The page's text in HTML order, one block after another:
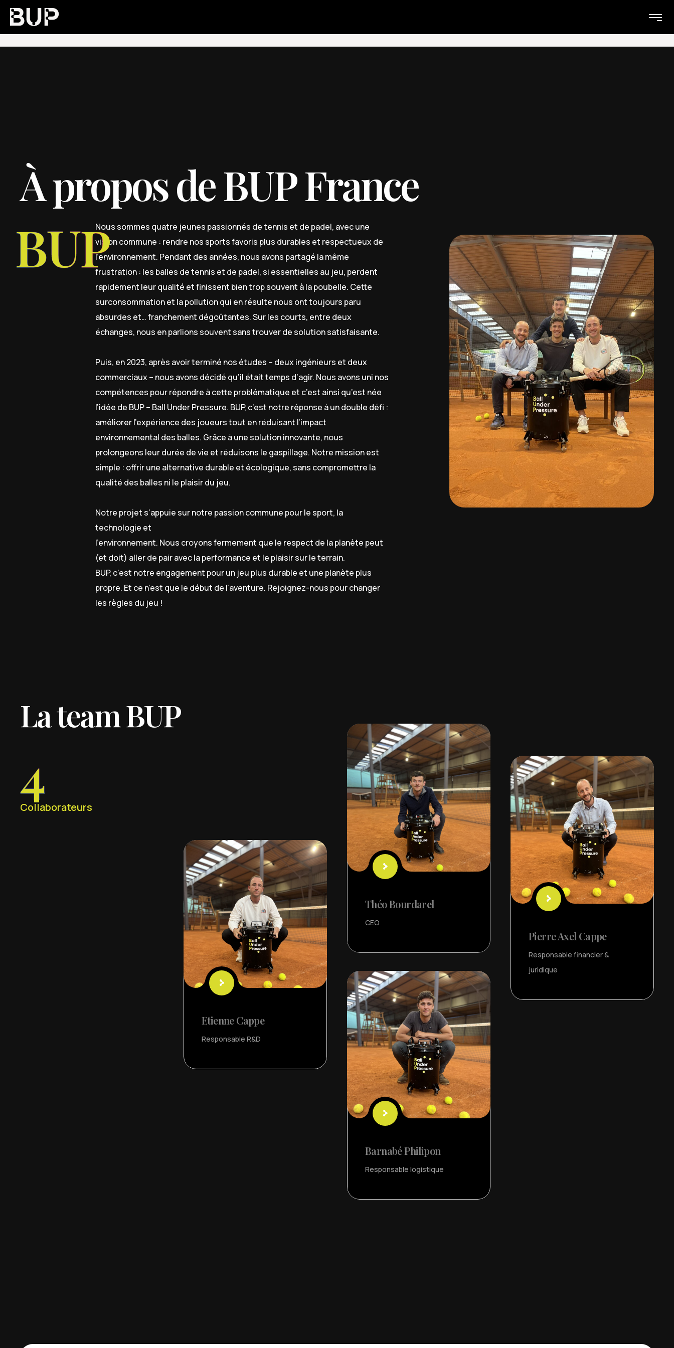
ÀproposdeBUPFrance
Nous sommes quatre jeunes passionnés de tennis et de padel, avec une
vision commune : rendre nos sports favoris plus durables et respectueux de
l’environnement. Pendant des années, nous avons partagé la même
frustration : les balles de tennis et de padel, si essentielles au jeu, perdent
rapidement leur qualité et finissent bien trop souvent à la poubelle. Cette
surconsommation et la pollution qui en résulte nous ont toujours paru
absurdes et… franchement dégoûtantes. Sur les courts, entre deux
échanges, nous en parlions souvent sans trouver de solution satisfaisante.
Puis, en 2023, après avoir terminé nos études – deux ingénieurs et deux
commerciaux – nous avons décidé qu’il était temps d’agir. Nous avons uni nos
compétences pour répondre à cette problématique et c’est ainsi qu’est née
l’idée de BUP – Ball Under Pressure. BUP, c’est notre réponse à un double défi :
améliorer l’expérience des joueurs tout en réduisant l’impact
environnemental des balles. Grâce à une solution innovante, nous
prolongeons leur durée de vie et réduisons le gaspillage. Notre mission est
simple : offrir une alternative durable et écologique, sans compromettre la
qualité des balles ni le plaisir du jeu.
Notre projet s’appuie sur notre passion commune pour le sport, la
technologie et
l’environnement. Nous croyons fermement que le respect de la planète peut
(et doit) aller de pair avec la performance et le plaisir sur le terrain.
BUP, c’est notre engagement pour un jeu plus durable et une planète plus
propre. Et ce n’est que le début de l’aventure. Rejoignez-nous pour changer
les règles du jeu !
BUP
LateamBUP
Collaborateurs
4
Etienne Cappe
Responsable R&D
Théo Bourdarel
CEO
Barnabé Philipon
Responsable logistique
Pierre Axel Cappe
Responsable financier &
juridique